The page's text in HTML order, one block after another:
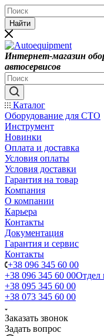
Найти
Интернет-магазин
автосервисов
Каталог
Оборудование для СТО
Инструмент
Новинки
Оплата и доставка
Условия оплаты
Условия доставки
Гарантия на товар
Компания
О компании
Карьера
Контакты
Документация
Гарантия и сервис
Контакты
+38 096 345 60 00
+38 096 345 60 00Отдел
+38 095 345 60 00
+38 073 345 60 00
Заказать звонок
Задать вопрос